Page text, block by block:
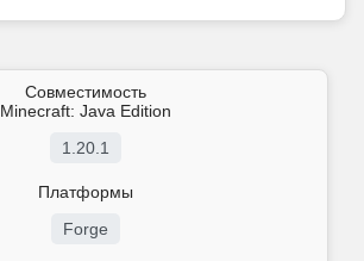
Совместимость
Minecraft: Java Edition
1.20.1
Платформы
Forge